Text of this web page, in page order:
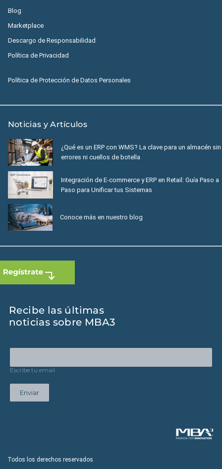
Blog
Marketplace
Descargo de Responsabilidad
Política de Privacidad
Política de Protección de Datos Personales
Noticias y Artículos
¿Qué es un ERP con WMS? La clave para un almacén sin
errores ni cuellos de botella
Integración de E-commerce y ERP en Retail: Guía Paso a
Paso para Unificar tus Sistemas
Conoce más en nuestro blog
Recibe las últimas
noticias sobre MBA3
Escribe tu email
Enviar
Todos los derechos reservados